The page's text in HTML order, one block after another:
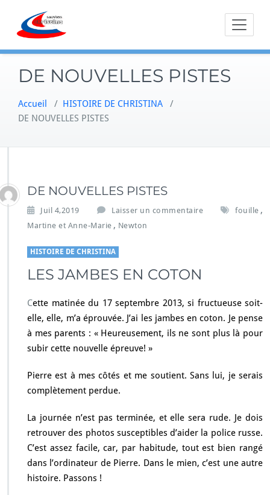
content
DE NOUVELLES PISTES
Accueil / HISTOIRE DE CHRISTINA /
DE NOUVELLES PISTES
DE NOUVELLES PISTES
Juil 4,2019 Laisser un commentaire fouille ,
Martine et Anne-Marie , Newton
HISTOIRE DE CHRISTINA
LES JAMBES EN COTON
Cette matinée du 17 septembre 2013, si fructueuse soit-
elle, elle, m’a éprouvée. J’ai les jambes en coton. Je pense
à mes parents : « Heureusement, ils ne sont plus là pour
subir cette nouvelle épreuve! »
Pierre est à mes côtés et me soutient. Sans lui, je serais
complètement perdue.
La journée n’est pas terminée, et elle sera rude. Je dois
retrouver des photos susceptibles d’aider la police russe.
C’est assez facile, car, par habitude, tout est bien rangé
dans l’ordinateur de Pierre. Dans le mien, c’est une autre
histoire. Passons !